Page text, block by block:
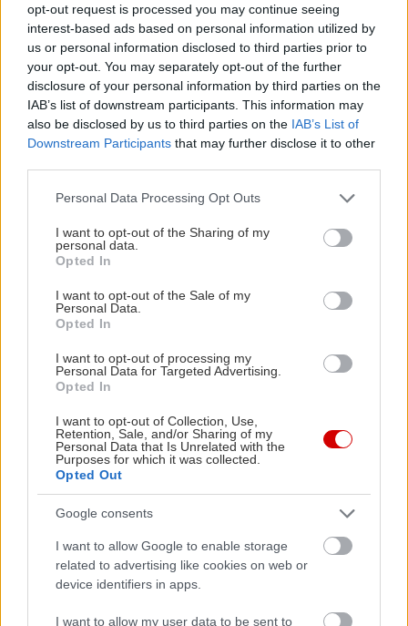
opt-out request is processed you may continue seeing
interest-based ads based on personal information utilized by
us or personal information disclosed to third parties prior to
your opt-out. You may separately opt-out of the further
disclosure of your personal information by third parties on the
IAB’s list of downstream participants. This information may
also be disclosed by us to third parties on the IAB’s List of
Downstream Participants that may further disclose it to other
Please note that this website/app uses one or more Google
not limited to your visit or usage behaviour. You may click to
grant or deny consent to Google and its third-party tags to
use your data for below specified purposes in below Google
consent section.
Personal Data Processing Opt Outs
I want to opt-out of the Sharing of my
personal data.
Opted In
I want to opt-out of the Sale of my
Personal Data.
Opted In
I want to opt-out of processing my
Personal Data for Targeted Advertising.
Opted In
I want to opt-out of Collection, Use,
Retention, Sale, and/or Sharing of my
Personal Data that Is Unrelated with the
Purposes for which it was collected.
Opted Out
Google consents
I want to allow Google to enable storage
related to advertising like cookies on web or
device identifiers in apps.
I want to allow my user data to be sent to
ΣΧΕΤΙΚΑ LINKS
Το site του Rodian Amathus